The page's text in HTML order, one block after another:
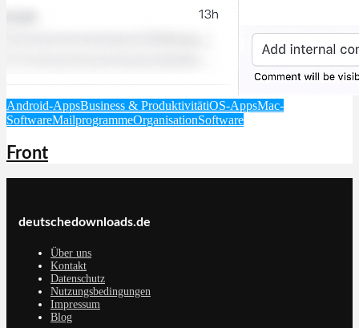
Android-AppsBusiness & ProduktivitätiOS-AppsMac-
SoftwareMailprogrammeOrganisationSoftware
Front
deutschedownloads.de
Über uns
Kontakt
Datenschutz
Nutzungsbedingungen
Impressum
Blog